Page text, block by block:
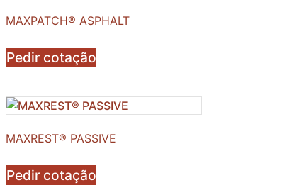
MAXPATCH® ASPHALT
Pedir cotação
MAXREST® PASSIVE
Pedir cotação